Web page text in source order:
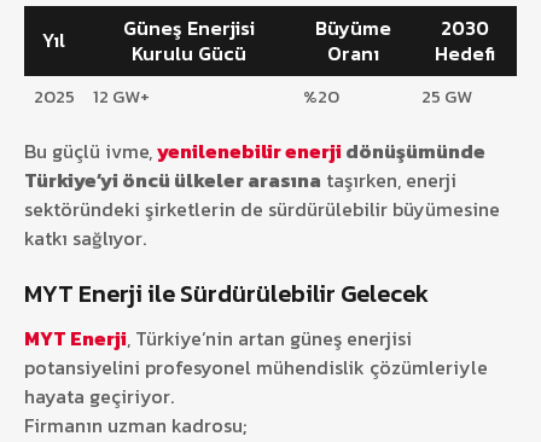
Yıl
Güneş Enerjisi
Kurulu Gücü
Büyüme
Oranı
2030
Hedefi
2025 12 GW+ %20 25 GW
Bu güçlü ivme,yenilenebilir enerji dönüşümünde
Türkiye’yi öncü ülkeler arasına taşırken, enerji
sektöründeki şirketlerin de sürdürülebilir büyümesine
katkı sağlıyor.
MYT Enerji ile Sürdürülebilir Gelecek
MYT Enerji, Türkiye’nin artan güneş enerjisi
potansiyelini profesyonel mühendislik çözümleriyle
hayata geçiriyor.
Firmanın uzman kadrosu;